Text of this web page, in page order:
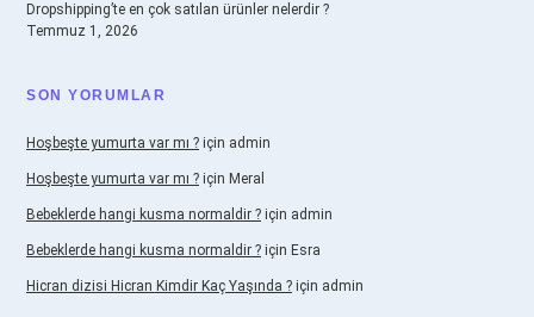
Dropshipping’te en çok satılan ürünler nelerdir ?
Temmuz 1, 2026
SON YORUMLAR
Hoşbeşte yumurta var mı ? için admin
Hoşbeşte yumurta var mı ? için Meral
Bebeklerde hangi kusma normaldir ? için admin
Bebeklerde hangi kusma normaldir ? için Esra
Hicran dizisi Hicran Kimdir Kaç Yaşında ? için admin